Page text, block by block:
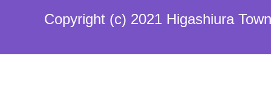
Copyright (c) 2021 Higashiura